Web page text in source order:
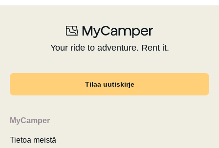
Your ride to adventure. Rent it.
Tilaa uutiskirje
MyCamper
Tietoa meistä